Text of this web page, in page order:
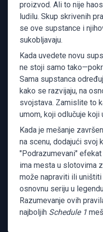
proizvod. Ali to nije
ludilu. Skup skrivenih
se ove supstance i
sukobljavaju.
Kada uvedete novu
ne stoji samo
Sama supstanca
kako se razvijaju, na
svojstava. Zamislite to
umom, koji odlučuje koji
Kada je mešanje
na scenu, dodajući svoj
"Podrazumevani"
ima mesta u slotovima
može napraviti ili uništiti
osnovnu seriju u
Razumevanje ovih
najboljih Schedule 1